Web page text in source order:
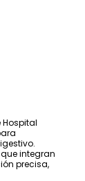
integran
precisa,